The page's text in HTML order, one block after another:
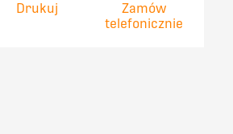
Drukuj
Zamów
telefonicznie